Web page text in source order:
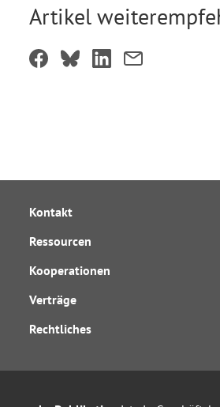
Artikel
Kontakt
Ressourcen
Kooperationen
Verträge
Rechtliches